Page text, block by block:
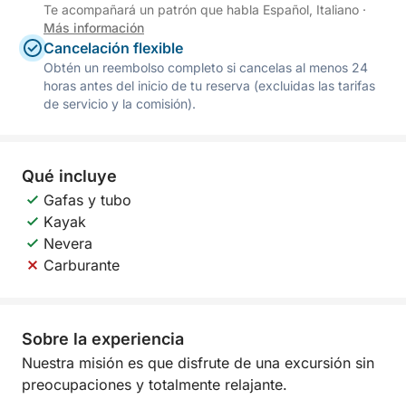
Te acompañará un patrón que habla Español, Italiano ·
Más información
Cancelación flexible
Obtén un reembolso completo si cancelas al menos 24
horas antes del inicio de tu reserva (excluidas las tarifas
de servicio y la comisión).
Qué incluye
Gafas y tubo
Kayak
Nevera
Carburante
Sobre la experiencia
Nuestra misión es que disfrute de una excursión sin
preocupaciones y totalmente relajante.